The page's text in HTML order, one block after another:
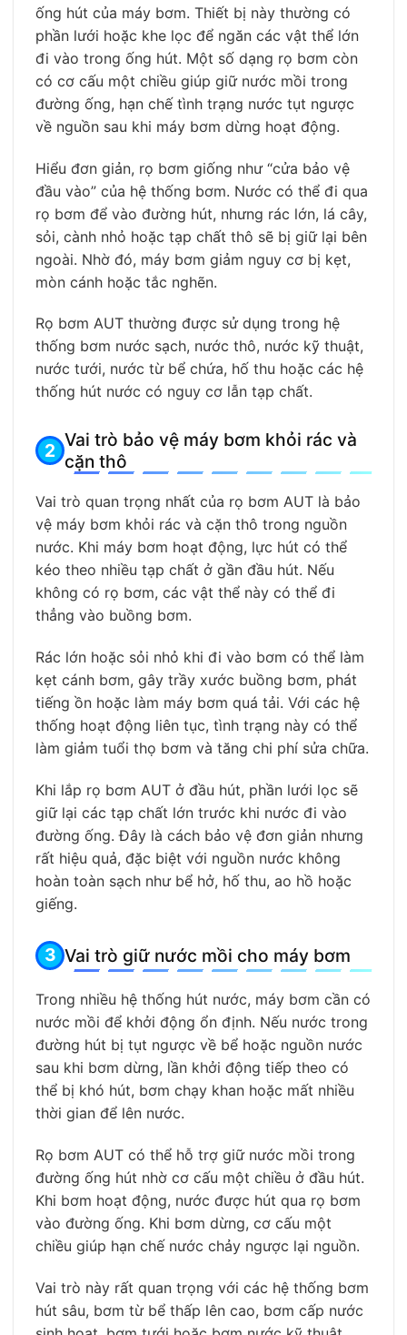
ống hút của máy bơm. Thiết bị này thường có
phần lưới hoặc khe lọc để ngăn các vật thể lớn
đi vào trong ống hút. Một số dạng rọ bơm còn
có cơ cấu một chiều giúp giữ nước mồi trong
đường ống, hạn chế tình trạng nước tụt ngược
về nguồn sau khi máy bơm dừng hoạt động.
Hiểu đơn giản, rọ bơm giống như “cửa bảo vệ
đầu vào” của hệ thống bơm. Nước có thể đi qua
rọ bơm để vào đường hút, nhưng rác lớn, lá cây,
sỏi, cành nhỏ hoặc tạp chất thô sẽ bị giữ lại bên
ngoài. Nhờ đó, máy bơm giảm nguy cơ bị kẹt,
mòn cánh hoặc tắc nghẽn.
Rọ bơm AUT thường được sử dụng trong hệ
thống bơm nước sạch, nước thô, nước kỹ thuật,
nước tưới, nước từ bể chứa, hố thu hoặc các hệ
thống hút nước có nguy cơ lẫn tạp chất.
Vai trò bảo vệ máy bơm khỏi rác và
cặn thô
Vai trò quan trọng nhất của rọ bơm AUT là bảo
vệ máy bơm khỏi rác và cặn thô trong nguồn
nước. Khi máy bơm hoạt động, lực hút có thể
kéo theo nhiều tạp chất ở gần đầu hút. Nếu
không có rọ bơm, các vật thể này có thể đi
thẳng vào buồng bơm.
Rác lớn hoặc sỏi nhỏ khi đi vào bơm có thể làm
kẹt cánh bơm, gây trầy xước buồng bơm, phát
tiếng ồn hoặc làm máy bơm quá tải. Với các hệ
thống hoạt động liên tục, tình trạng này có thể
làm giảm tuổi thọ bơm và tăng chi phí sửa chữa.
Khi lắp rọ bơm AUT ở đầu hút, phần lưới lọc sẽ
giữ lại các tạp chất lớn trước khi nước đi vào
đường ống. Đây là cách bảo vệ đơn giản nhưng
rất hiệu quả, đặc biệt với nguồn nước không
hoàn toàn sạch như bể hở, hố thu, ao hồ hoặc
giếng.
Vai trò giữ nước mồi cho máy bơm
Trong nhiều hệ thống hút nước, máy bơm cần có
nước mồi để khởi động ổn định. Nếu nước trong
đường hút bị tụt ngược về bể hoặc nguồn nước
sau khi bơm dừng, lần khởi động tiếp theo có
thể bị khó hút, bơm chạy khan hoặc mất nhiều
thời gian để lên nước.
Rọ bơm AUT có thể hỗ trợ giữ nước mồi trong
đường ống hút nhờ cơ cấu một chiều ở đầu hút.
Khi bơm hoạt động, nước được hút qua rọ bơm
vào đường ống. Khi bơm dừng, cơ cấu một
chiều giúp hạn chế nước chảy ngược lại nguồn.
Vai trò này rất quan trọng với các hệ thống bơm
hút sâu, bơm từ bể thấp lên cao, bơm cấp nước